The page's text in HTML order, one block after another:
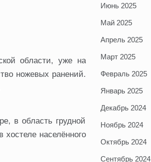
области, уже на
ножевых ранений.
в область грудной
населённого
Июнь 2025
Май 2025
Апрель 2025
Март 2025
Февраль 2025
Январь 2025
Декабрь 2024
Ноябрь 2024
Октябрь 2024
Сентябрь 2024